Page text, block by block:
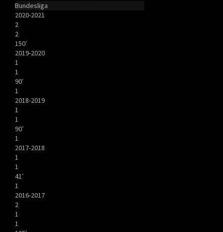
Bundesliga
2020-2021
2
2
150′
2019-2020
1
1
90′
1
2018-2019
1
1
90′
1
2017-2018
1
1
41′
1
2016-2017
2
1
1